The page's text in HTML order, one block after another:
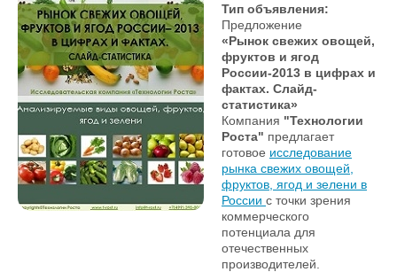
Тип объявления:
Предложение
«Рынок свежих овощей,
фруктов и ягод
России-2013 в цифрах и
фактах. Слайд-
статистика»
Компания "Технологии
Роста" предлагает
готовое исследование
рынка свежих овощей,
фруктов, ягод и зелени в
России с точки зрения
коммерческого
потенциала для
отечественных
производителей.